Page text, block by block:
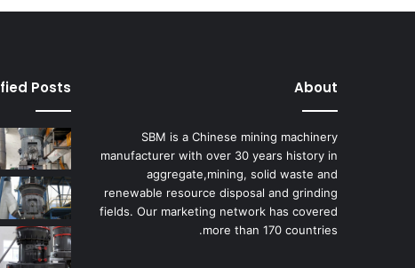
About
SBM is a Chinese mining machinery
manufacturer with over 30 years history in
aggregate,mining, solid waste and
renewable resource disposal and grinding
fields. Our marketing network has covered
more than 170 countries.
Posts